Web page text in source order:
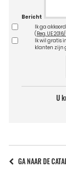
Bericht
Ik ga
( Reg. UE
Ik wil gratis
klanten zijn
U
GA NAAR DE